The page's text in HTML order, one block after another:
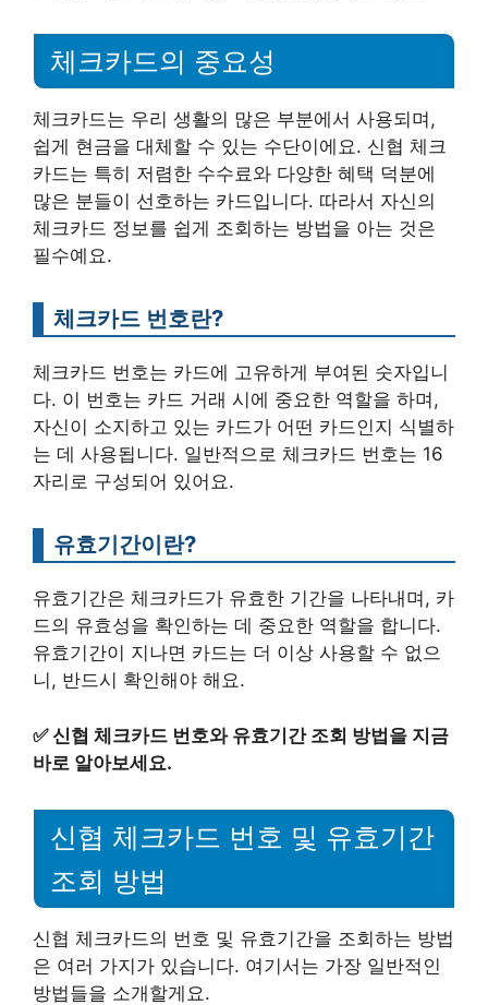
체크카드의 중요성
체크카드는 우리 생활의 많은 부분에서 사용되며,
쉽게 현금을 대체할 수 있는 수단이에요. 신협 체크
카드는 특히 저렴한 수수료와 다양한 혜택 덕분에
많은 분들이 선호하는 카드입니다. 따라서 자신의
체크카드 정보를 쉽게 조회하는 방법을 아는 것은
필수예요.
체크카드 번호란?
체크카드 번호는 카드에 고유하게 부여된 숫자입니
다. 이 번호는 카드 거래 시에 중요한 역할을 하며,
자신이 소지하고 있는 카드가 어떤 카드인지 식별하
는 데 사용됩니다. 일반적으로 체크카드 번호는 16
자리로 구성되어 있어요.
유효기간이란?
유효기간은 체크카드가 유효한 기간을 나타내며, 카
드의 유효성을 확인하는 데 중요한 역할을 합니다.
유효기간이 지나면 카드는 더 이상 사용할 수 없으
니, 반드시 확인해야 해요.
✅신협 체크카드 번호와 유효기간 조회 방법을 지금
바로 알아보세요.
신협 체크카드 번호 및 유효기간
조회 방법
신협 체크카드의 번호 및 유효기간을 조회하는 방법
은 여러 가지가 있습니다. 여기서는 가장 일반적인
방법들을 소개할게요.